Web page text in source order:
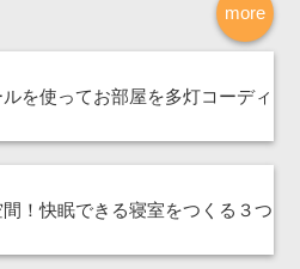
more
を使ってお部屋を多灯コーディ
！快眠できる寝室をつくる３つ